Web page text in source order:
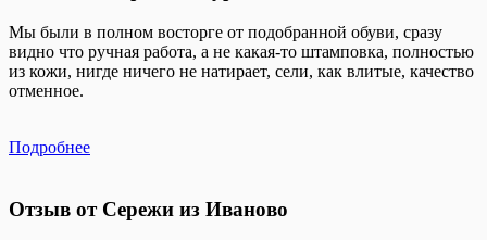
Мы были в полном восторге от подобранной обуви, сразу
видно что ручная работа, а не какая-то штамповка, полностью
из кожи, нигде ничего не натирает, сели, как влитые, качество
отменное.
Подробнее
Отзыв от Сережи из Иваново